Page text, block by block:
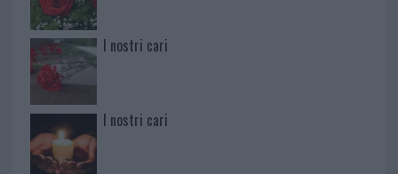
I nostri cari
I nostri cari